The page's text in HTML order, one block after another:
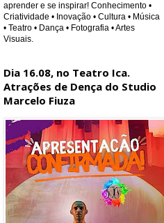
aprender e se inspirar! Conhecimento •
Criatividade • Inovação • Cultura • Música
• Teatro • Dança • Fotografia • Artes
Visuais.
Dia 16.08, no Teatro Ica.
Atrações de Dença do Studio
Marcelo Fiuza